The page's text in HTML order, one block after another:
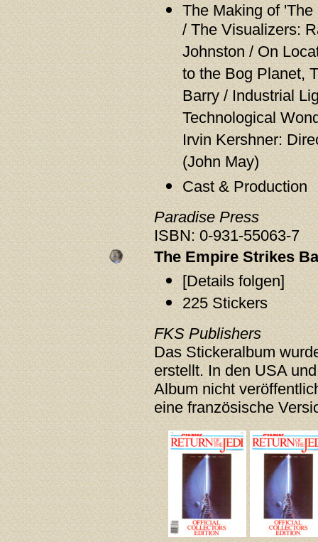
The Making of
/ The Visualizers:
Johnston / On
to the Bog Planet,
Barry / Industrial
Technological
Irvin Kershner:
(John May)
Cast & Production
Paradise Press
ISBN: 0-931-55063-7
The Empire Strikes
[Details folgen]
225 Stickers
FKS Publishers
Das Stickeralbum
erstellt. In den USA
Album nicht
eine französische